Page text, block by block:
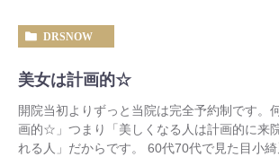
DRSNOW
美女は計画的☆
開院当初よりずっと当院は完全予約制です。
画的☆」つまり「美しくなる人は計画的に来
れる人」だからです。 60代70代で見た目小